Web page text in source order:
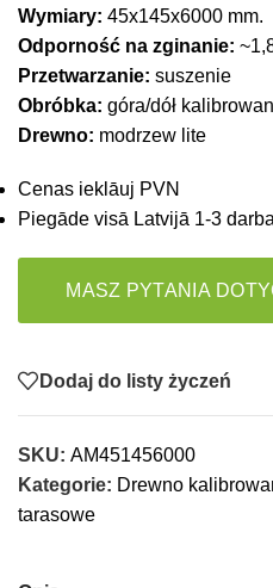
Wymiary: 45x145x6000 mm.
Odporność na zginanie:
Przetwarzanie: suszenie
Obróbka: góra/dół
Drewno: modrzew lite
Cenas ieklāuj PVN
Piegāde visā Latvijā 1-3
MASZ PYTANIA
Dodaj do listy życzeń
SKU: AM451456000
Kategorie: Drewno
tarasowe